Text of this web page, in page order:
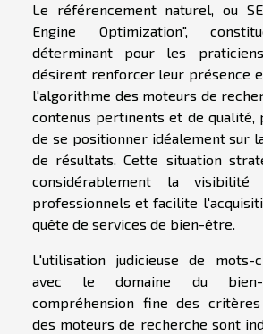
Le référencement naturel, ou
Engine Optimization",
déterminant pour les
désirent renforcer leur présence
l'algorithme des moteurs de
contenus pertinents et de qualité,
de se positionner idéalement sur
de résultats. Cette situation
considérablement la
professionnels et facilite
quête de services de bien-être.
L'utilisation judicieuse de
avec le domaine du
compréhension fine des
des moteurs de recherche sont